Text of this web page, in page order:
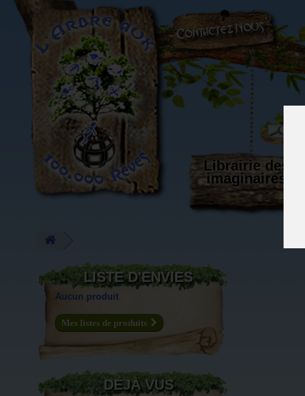
L'Arbre aux 100.000 Rêves
Librairie des
imaginaires
LISTE D'ENVIES
Aucun produit
Mes listes de produits
DÉJÀ VUS